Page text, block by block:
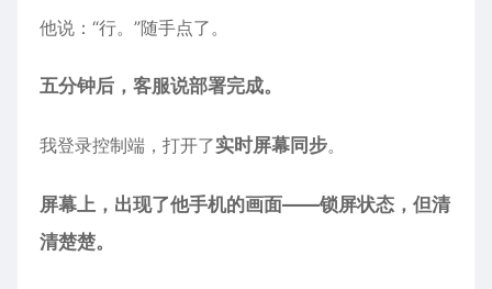
他说：“行。”随手点了。
五分钟后，客服说部署完成。
我登录控制端，打开了实时屏幕同步。
屏幕上，出现了他手机的画面——锁屏状态，但清
清楚楚。